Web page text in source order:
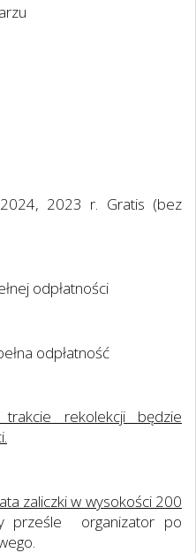
2023 r. Gratis (bez
odpłatności
odpłatność
rekolekcji będzie
zaliczki w wysokości 200
prześle
organizator po